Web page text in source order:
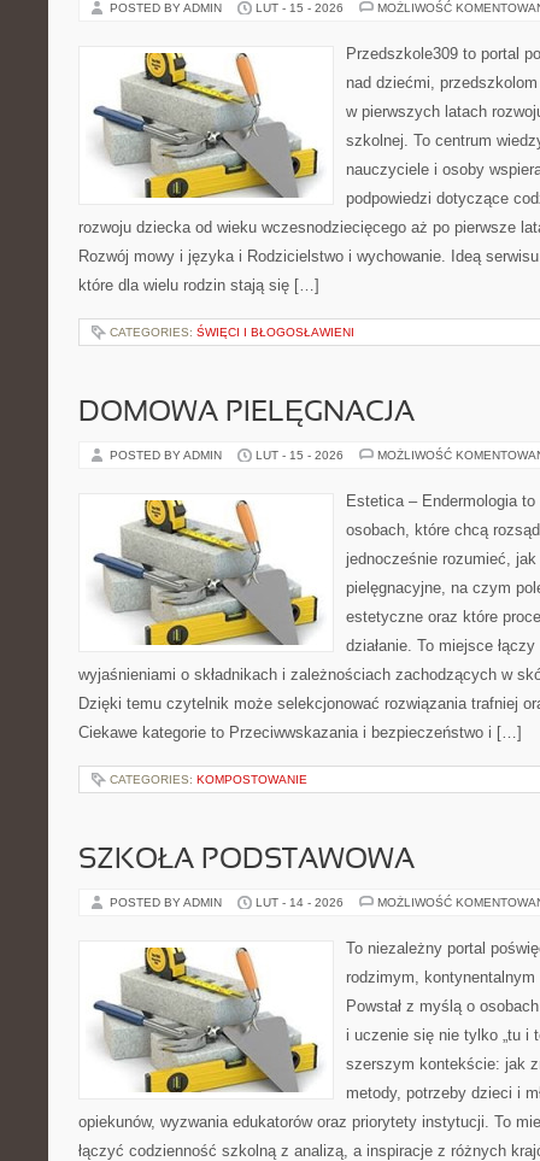
POSTED BY ADMIN LUT - 15 - 2026 MOŻLIWOŚĆ
Przedszkole309 to portal
nad dziećmi,
w pierwszych latach
szkolnej. To centrum
nauczyciele i osoby
podpowiedzi dotyczące
rozwoju dziecka od wieku wczesnodziecięcego aż po pierwsze
Rozwój mowy i języka i Rodzicielstwo i wychowanie. Ideą
które dla wielu rodzin stają się […]
CATEGORIES: ŚWIĘCI I BŁOGOSŁAWIENI
DOMOWA PIELĘGNACJA
POSTED BY ADMIN LUT - 15 - 2026 MOŻLIWOŚĆ
Estetica – Endermologia
osobach, które chcą
jednocześnie rozumieć, jak
pielęgnacyjne, na czym
estetyczne oraz które
działanie. To miejsce
wyjaśnieniami o składnikach i zależnościach zachodzących w
Dzięki temu czytelnik może selekcjonować rozwiązania trafniej
Ciekawe kategorie to Przeciwwskazania i bezpieczeństwo i […]
CATEGORIES: KOMPOSTOWANIE
SZKOŁA PODSTAWOWA
POSTED BY ADMIN LUT - 14 - 2026 MOŻLIWOŚĆ
To niezależny portal
rodzimym,
Powstał z myślą o
i uczenie się nie tylko „tu i
szerszym kontekście: jak
metody, potrzeby dzieci i
opiekunów, wyzwania edukatorów oraz priorytety instytucji. To
łączyć codzienność szkolną z analizą, a inspiracje z różnych